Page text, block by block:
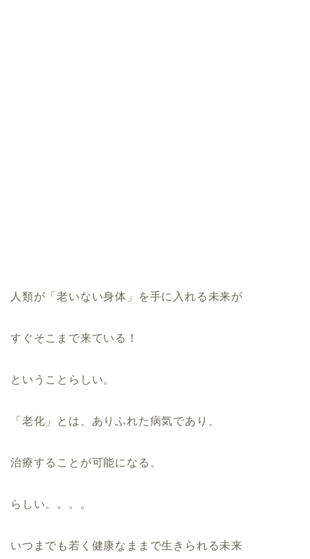
人類が「老いない身体」を手に入れる未来が
すぐそこまで来ている！
ということらしい。
「老化」とは、ありふれた病気であり、
治療することが可能になる。
らしい。。。。
いつまでも若く健康なままで生きられる未来